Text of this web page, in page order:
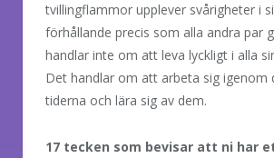
tvillingflammor upplever svårigheter i
förhållande precis som alla andra par
handlar inte om att leva lyckligt i alla
Det handlar om att arbeta sig igenom
tiderna och lära sig av dem.
17 tecken som bevisar att ni har